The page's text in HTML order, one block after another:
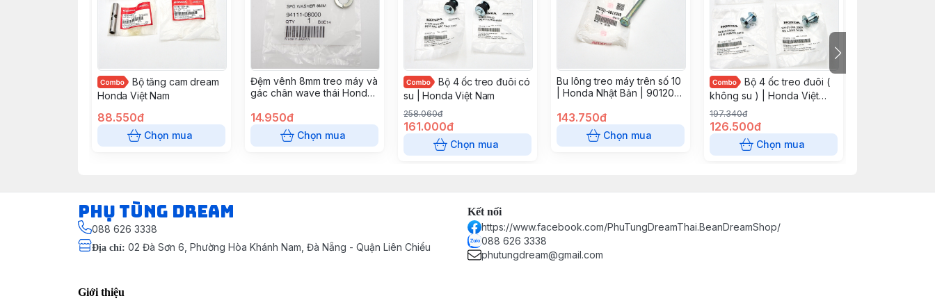
Bộ tăng cam dream
Honda Việt Nam
88.550đ
Chọn mua
Đệm vênh 8mm treo máy và
gác chân wave thái Honda
14.950đ
Chọn mua
Bộ 4 ốc treo đuôi có
su | Honda Việt Nam
258.060đ
161.000đ
Chọn mua
Bu lông treo máy trên số 10
| Honda Nhật Bản | 90120-
143.750đ
Chọn mua
Bộ 4 ốc treo đuôi (
không su ) | Honda Việt
Nam
197.340đ
126.500đ
Chọn mua
Phụ Tùng Dream
088 626 3338
Địa chỉ: 02 Đà Sơn 6, Phường Hòa Khánh Nam, Đà Nẵng - Quận Liên Chiểu
Kết nối
https://www.facebook.com/PhuTungDreamThai.BeanDreamShop/
088 626 3338
phutungdream@gmail.com
Giới thiệu